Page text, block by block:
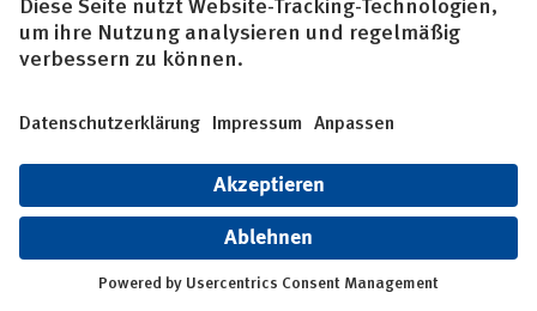
Recruiting und Personalmarketing